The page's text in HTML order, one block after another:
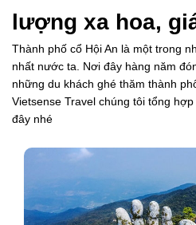
lượng xa hoa,
Thành phố cổ Hội An là một trong
nhất nước ta. Nơi đây hàng năm
những du khách ghé thăm thành
Vietsense Travel chúng tôi tổng
đây nhé